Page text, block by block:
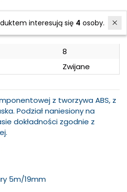
2 lata Do 30 dni
8
Zwijane
z tworzywa ABS, z
Podział naniesiony na
dokładności zgodnie z
5m/19mm
interesują się 4 osoby.